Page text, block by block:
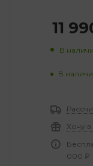
11
В
В
Хочу
000 ₽